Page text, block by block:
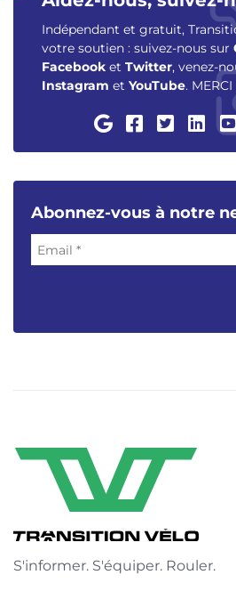
Indépendant et gratuit,
votre soutien : suivez-nous sur
Facebook et Twitter, venez-
Instagram et YouTube. MERCI
Abonnez-vous à notre
S'informer. S'équiper. Rouler.